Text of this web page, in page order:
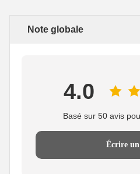
Note globale
4.0
Basé sur 50 avis
Écrire